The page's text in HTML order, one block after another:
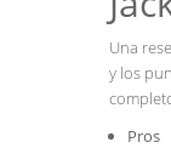
Una
y los
Pros